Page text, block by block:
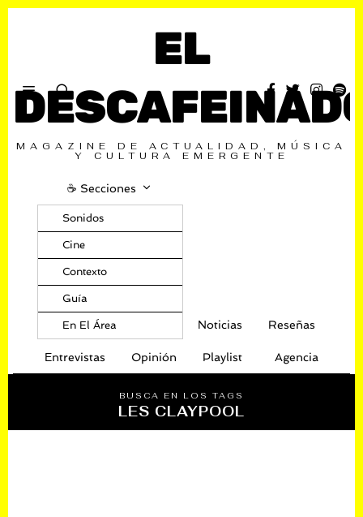
EL
MAGAZINE DE ACTUALIDAD, MÚSICA
Y CULTURA EMERGENTE
☕️ Secciones
Sonidos
Cine
Contexto
Guía
En El Área Noticias Reseñas
Entrevistas Opinión Playlist Agencia
BUSCA EN LOS TAGS
LES CLAYPOOL